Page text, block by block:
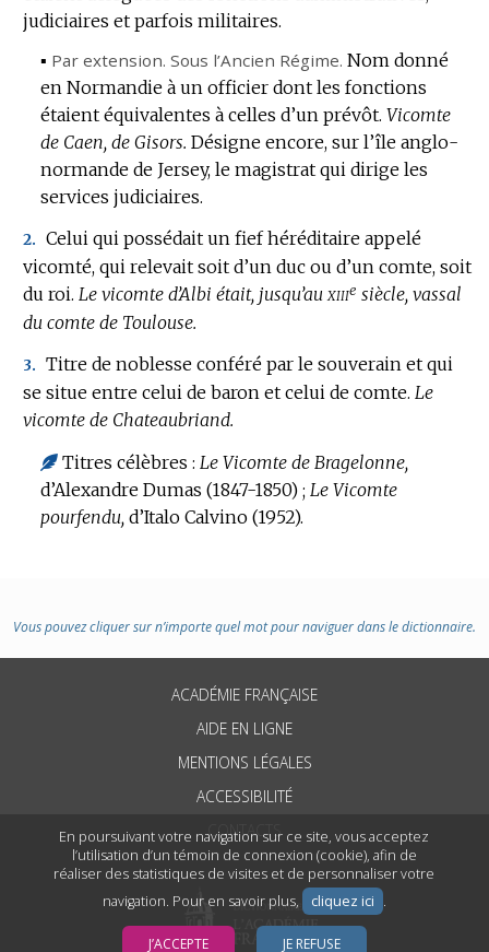
En poursuivant votre navigation sur ce site, vous acceptez
l’utilisation d’un témoin de connexion (cookie), afin de
réaliser des statistiques de visites et de personnaliser votre
navigation. Pour en savoir plus,
cliquez ici .
J’ACCEPTE JE REFUSE
judiciaires et parfois militaires.
▪ Par extension. Sous l’Ancien Régime. Nom donné
en Normandie à un officier dont les fonctions
étaient équivalentes à celles d’un prévôt. Vicomte
de Caen, de Gisors. Désigne encore, sur l’île anglo-
normande de Jersey, le magistrat qui dirige les
services judiciaires.
2. Celui qui possédait un fief héréditaire appelé
vicomté, qui relevait soit d’un duc ou d’un comte, soit
du roi. Le vicomte d’Albi était, jusqu’au xiiie siècle, vassal
du comte de Toulouse.
3. Titre de noblesse conféré par le souverain et qui
se situe entre celui de baron et celui de comte. Le
vicomte de Chateaubriand.
Titres célèbres : Le Vicomte de Bragelonne,
d’Alexandre Dumas (1847-1850) ; Le Vicomte
pourfendu, d’Italo Calvino (1952).
Vous pouvez cliquer sur n’importe quel mot pour naviguer dans le dictionnaire.
ACADÉMIE FRANÇAISE
AIDE EN LIGNE
MENTIONS LÉGALES
ACCESSIBILITÉ
CONTACTS